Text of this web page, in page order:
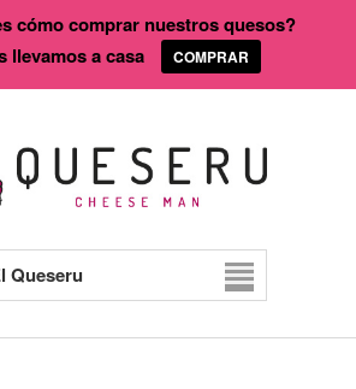
Queseru
cómo comprar nuestros quesos?
llevamos a casa
COMPRAR